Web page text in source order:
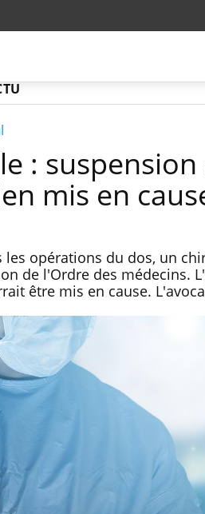
:
mis en
les opérations du dos, un
de l'Ordre des médecins.
être mis en cause.